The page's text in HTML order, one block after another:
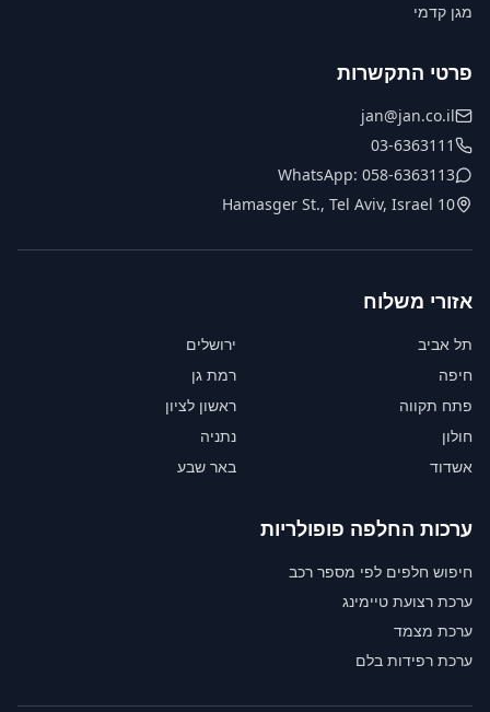
מגן קדמי
פרטי התקשרות
jan@jan.co.il
03-6363111
WhatsApp: 058-6363113
10 Hamasger St., Tel Aviv, Israel
אזורי משלוח
תל אביב
ירושלים
חיפה
רמת גן
פתח תקווה
ראשון לציון
חולון
נתניה
אשדוד
באר שבע
ערכות החלפה פופולריות
חיפוש חלפים לפי מספר רכב
ערכת רצועת טיימינג
ערכת מצמד
ערכת רפידות בלם